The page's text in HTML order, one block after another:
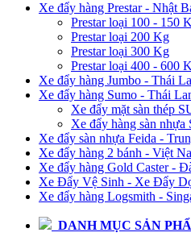
Xe đẩy hàng Prestar - Nhật
Prestar loại 100 - 150
Prestar loại 200 Kg
Prestar loại 300 Kg
Prestar loại 400 - 600
Xe đẩy hàng Jumbo - Thái
Xe đẩy hàng Sumo - Thái
Xe đẩy mặt sàn thép
Xe đẩy hàng sàn nhựa
Xe đẩy sàn nhựa Feida -
Xe đẩy hàng 2 bánh - Việt
Xe đẩy hàng Gold Caster -
Xe Đẩy Vệ Sinh - Xe Đẩy
Xe đẩy hàng Logsmith -
DANH MỤC SẢN